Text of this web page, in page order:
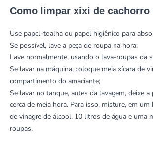
Como limpar xixi de cachorro
Use papel-toalha ou papel higiênico para
Se possível, lave a peça de roupa na hora;
Lave normalmente, usando o lava-roupas da
Se lavar na máquina, coloque meia xícara de
compartimento do amaciante;
Se lavar no tanque, antes da lavagem, deixe
cerca de meia hora. Para isso, misture, em um
de vinagre de álcool, 10 litros de água e uma
roupas.